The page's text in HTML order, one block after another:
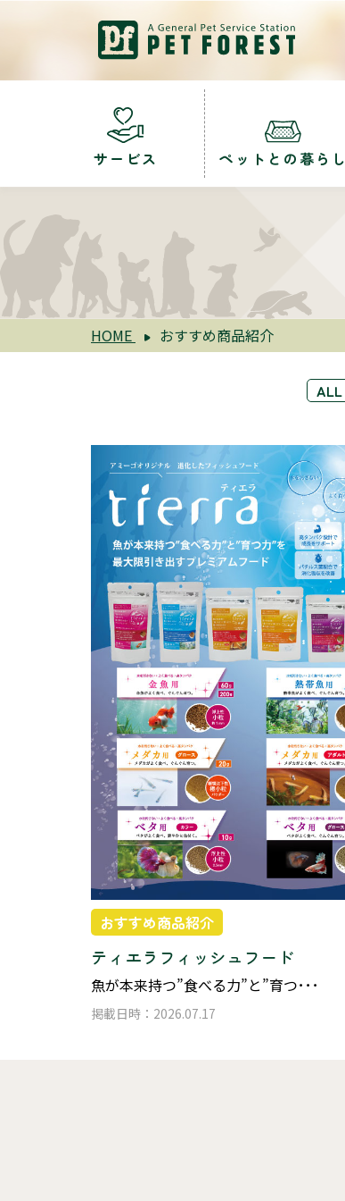
サービス ペットとの暮らし
HOME おすすめ商品紹介
ALL
おすすめ商品紹介
ティエラフィッシュフード
魚が本来持つ”食べる力”と”育つ･･･
掲載日時：2026.07.17